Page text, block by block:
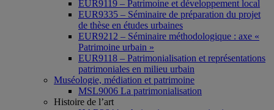
EUR9119 – Patrimoine et développement local
EUR9335 – Séminaire de préparation du projet
de thèse en études urbaines
EUR9212 – Séminaire méthodologique : axe «
Patrimoine urbain »
EUR9118 – Patrimonialisation et représentations
patrimoniales en milieu urbain
Muséologie, médiation et patrimoine
MSL9006 La patrimonialisation
Histoire de l’art